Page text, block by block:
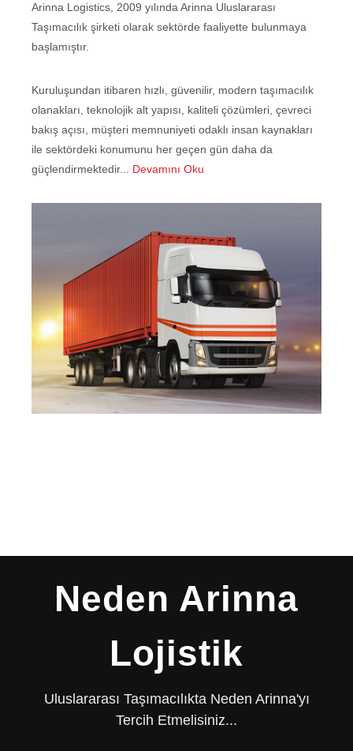
Arinna Logistics, 2009 yılında Arinna Uluslararası
Taşımacılık şirketi olarak sektörde faaliyette bulunmaya
başlamıştır.
Kuruluşundan itibaren hızlı, güvenilir, modern taşımacılık
olanakları, teknolojik alt yapısı, kaliteli çözümleri, çevreci
bakış açısı, müşteri memnuniyeti odaklı insan kaynakları
ile sektördeki konumunu her geçen gün daha da
güçlendirmektedir... Devamını Oku
Neden Arinna
Lojistik
Uluslararası Taşımacılıkta Neden Arinna'yı
Tercih Etmelisiniz...